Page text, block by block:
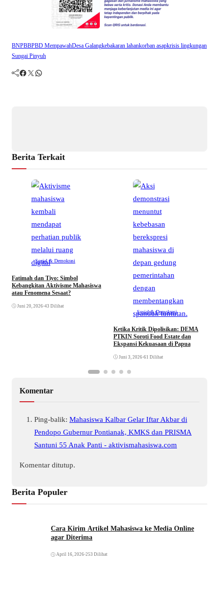
BNPBBPBD MempawahDesa Galangkebakaran lahankorban asapkrisis lingkungan
Sungai Pinyuh
Facebook Twitter WhatsApp
Berita Terkait
Sosial & Demokrasi
Fatimah dan Tiyo: Simbol
Kebangkitan Aktivisme Mahasiswa
atau Fenomena Sesaat?
Juni 20, 2026•43 Dilihat
Sosial & Demokrasi
Ketika Kritik Dipolisikan: DEMA
PTKIN Soroti Food Estate dan
Ekspansi Kekuasaan di Papua
Juni 3, 2026•61 Dilihat
Komentar
Ping-balik: Mahasiswa Kalbar Gelar Iftar Akbar di
Pendopo Gubernur Pontianak, KMKS dan PRISMA
Santuni 55 Anak Panti - aktivismahasiswa.com
Komentar ditutup.
Berita Populer
Cara Kirim Artikel Mahasiswa ke Media Online
agar Diterima
April 16, 2026•253 Dilihat